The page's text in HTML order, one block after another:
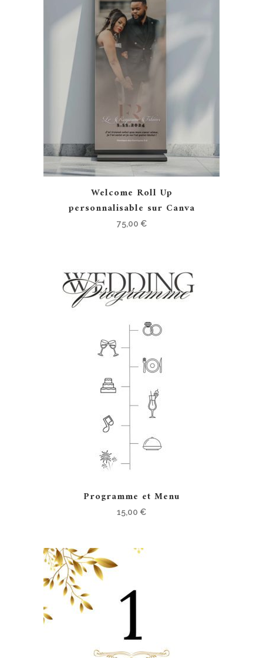
Welcome Roll Up
personnalisable sur Canva
75,00 €
Programme et Menu
15,00 €